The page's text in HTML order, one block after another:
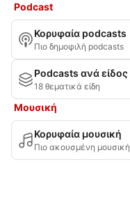
Podcast
Κορυφαία podcasts
Πιο δημοφιλή podcasts
Podcasts ανά είδος
18 θεματικά είδη
Μουσική
Κορυφαία μουσική
Πιο ακουσμένη μουσική